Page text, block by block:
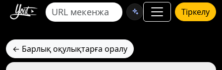
Тіркелу
← Барлық оқулықтарға оралу